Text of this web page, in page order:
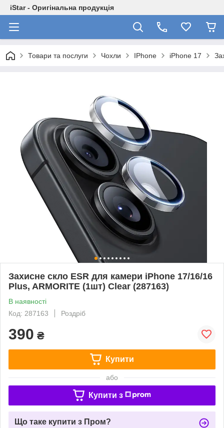
iStar - Оригінальна продукція
Товари та послуги Чохли IPhone iPhone 17
Захисне скло ESR для камери iPhone 17/16/16
Plus, ARMORITE (1шт) Clear (287163)
В наявності
Код: 287163
Роздріб
390 ₴
Купити
або
Купити з
Що таке купити з Пром?